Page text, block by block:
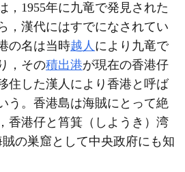
，1955年に九竜で発見された
，漢代にはすでになされてい
の名は当時越人 により九竜で
，その積出港が現在の香港仔
住した漢人により香港と呼ば
う。香港島は海賊にとって絶
香港仔と筲箕（しようき）湾
の巣窟として中央政府にも知